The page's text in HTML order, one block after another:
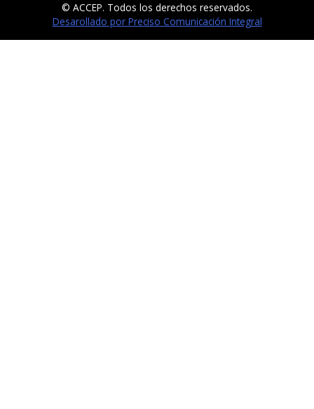
© ACCEP. Todos los derechos reservados.
Desarollado por Preciso Comunicación Integral